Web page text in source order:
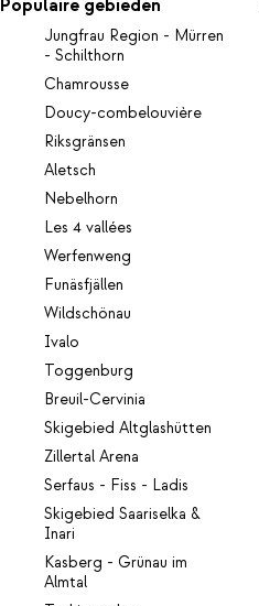
Populaire gebieden
Jungfrau Region - Mürren
- Schilthorn
Chamrousse
Doucy-combelouvière
Riksgränsen
Aletsch
Nebelhorn
Les 4 vallées
Werfenweng
Funäsfjällen
Wildschönau
Ivalo
Toggenburg
Breuil-Cervinia
Skigebied Altglashütten
Zillertal Arena
Serfaus - Fiss - Ladis
Skigebied Saariselka &
Inari
Kasberg - Grünau im
Almtal